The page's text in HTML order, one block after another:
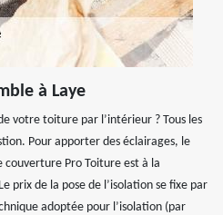
à Laye
votre toiture par l’intérieur ? Tous les
Pour apporter des éclairages, le
couverture Pro Toiture est à la
prix de la pose de l’isolation se fixe par
adoptée pour l’isolation (par